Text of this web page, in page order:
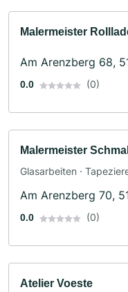
Malermeister
Am Arenzberg 68,
0.0 (0)
Malermeister
Glasarbeiten ·
Am Arenzberg 70,
0.0 (0)
Atelier Voeste